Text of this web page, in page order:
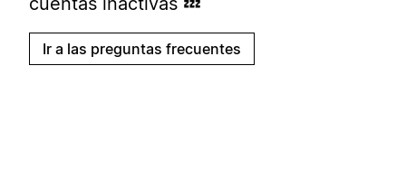
Ir a las preguntas frecuentes